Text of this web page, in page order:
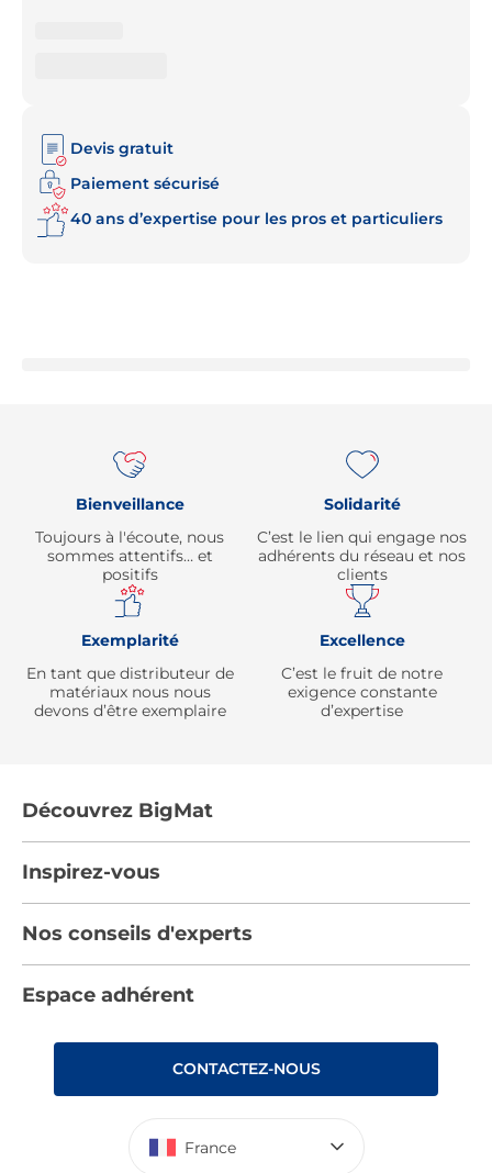
Devis gratuit
Paiement sécurisé
40 ans d’expertise pour les pros et particuliers
Bienveillance
Toujours à l'écoute, nous
sommes attentifs… et
positifs
Solidarité
C’est le lien qui engage nos
adhérents du réseau et nos
clients
Exemplarité
En tant que distributeur de
matériaux nous nous
devons d’être exemplaire
Excellence
C’est le fruit de notre
exigence constante
d’expertise
Découvrez BigMat
Devenez adhérent
Les Bâtisseurs du Sport
Déclaration d’accessibilité : non conforme
Inspirez-vous
Nos catalogues
Rencontres
Nos conseils d'experts
Espace adhérent
CONTACTEZ-NOUS
France